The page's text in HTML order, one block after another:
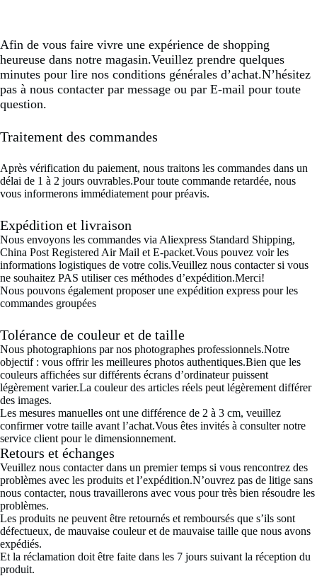
Afin de vous faire vivre une expérience de shopping
heureuse dans notre magasin.Veuillez prendre quelques
minutes pour lire nos conditions générales d’achat.N’hésitez
pas à nous contacter par message ou par E-mail pour toute
question.
Traitement des commandes
Après vérification du paiement, nous traitons les commandes dans un
délai de 1 à 2 jours ouvrables.Pour toute commande retardée, nous
vous informerons immédiatement pour préavis.
Expédition et livraison
Nous envoyons les commandes via Aliexpress Standard Shipping,
China Post Registered Air Mail et E-packet.Vous pouvez voir les
informations logistiques de votre colis.Veuillez nous contacter si vous
ne souhaitez PAS utiliser ces méthodes d’expédition.Merci!
Nous pouvons également proposer une expédition express pour les
commandes groupées
Tolérance de couleur et de taille
Nous photographions par nos photographes professionnels.Notre
objectif : vous offrir les meilleures photos authentiques.Bien que les
couleurs affichées sur différents écrans d’ordinateur puissent
légèrement varier.La couleur des articles réels peut légèrement différer
des images.
Les mesures manuelles ont une différence de 2 à 3 cm, veuillez
confirmer votre taille avant l’achat.Vous êtes invités à consulter notre
service client pour le dimensionnement.
Retours et échanges
Veuillez nous contacter dans un premier temps si vous rencontrez des
problèmes avec les produits et l’expédition.N’ouvrez pas de litige sans
nous contacter, nous travaillerons avec vous pour très bien résoudre les
problèmes.
Les produits ne peuvent être retournés et remboursés que s’ils sont
défectueux, de mauvaise couleur et de mauvaise taille que nous avons
expédiés.
Et la réclamation doit être faite dans les 7 jours suivant la réception du
produit.